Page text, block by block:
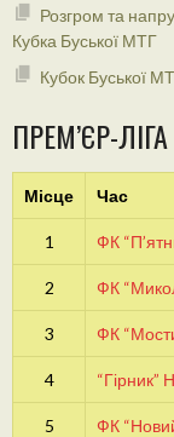
Розгром та
Кубка Буської МТГ
Кубок Буської
ПРЕМ’ЄР-
Місце Час
1 ФК
2 ФК
3 ФК
4 “Гірник”
5 ФК